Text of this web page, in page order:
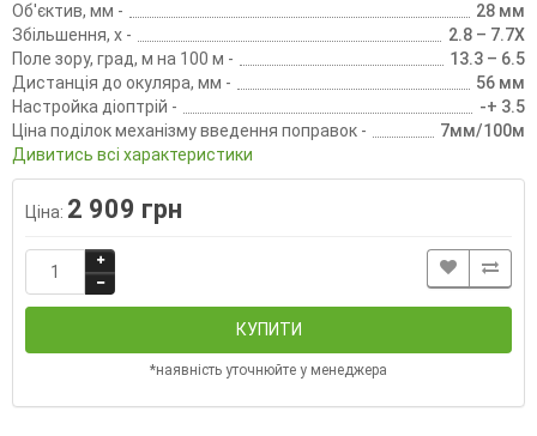
Об'єктив, мм -
28 мм
Збільшення, х -
2.8 – 7.7X
Поле зору, град, м на 100 м -
13.3 – 6.5
Дистанція до окуляра, мм -
56 мм
Настройка діоптрій -
-+ 3.5
Ціна поділок механізму введення поправок -
7мм/100м
Дивитись всі характеристики
Ціна: 2 909 грн
КУПИТИ
*наявність уточнюйте у менеджера